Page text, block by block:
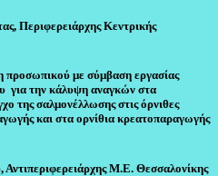
Περιφερειάρχης Κεντρικής
με σύμβαση εργασίας
για την κάλυψη αναγκών στα
της σαλμονέλλωσης στις όρνιθες
και στα ορνίθια κρεατοπαραγωγής
Μ.Ε. Θεσσαλονίκης